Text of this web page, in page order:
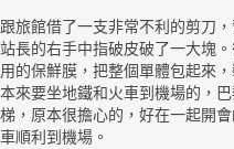
跟旅館借了一支非常不利的剪刀
站長的右手中指破皮破了一大塊
用的保鮮膜，把整個單體包起來
本來要坐地鐵和火車到機場的，
梯，原本很擔心的，好在一起開
車順利到機場。